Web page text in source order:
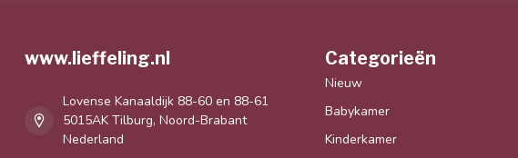
www.lieffeling.nl
Lovense Kanaaldijk 88-60 en 88-61
5015AK Tilburg, Noord-Brabant
Nederland
Categorieën
Nieuw
Babykamer
Kinderkamer